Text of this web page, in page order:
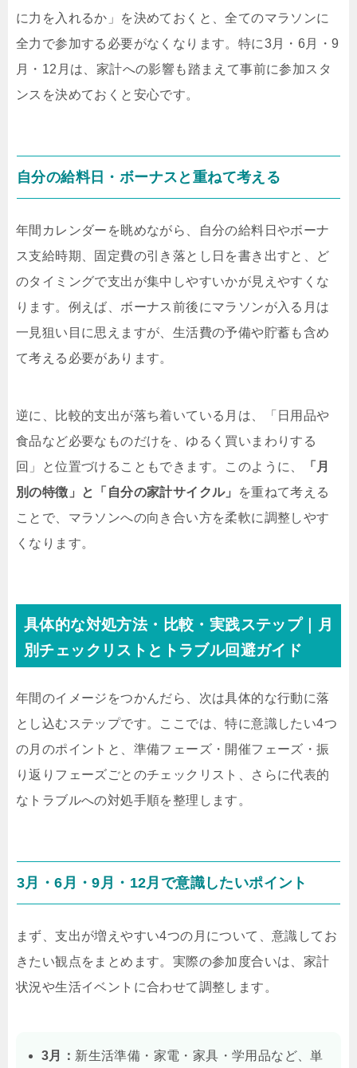
に力を入れるか」を決めておくと、全てのマラソンに
全力で参加する必要がなくなります。特に3月・6月・9
月・12月は、家計への影響も踏まえて事前に参加スタ
ンスを決めておくと安心です。
自分の給料日・ボーナスと重ねて考える
年間カレンダーを眺めながら、自分の給料日やボーナ
ス支給時期、固定費の引き落とし日を書き出すと、ど
のタイミングで支出が集中しやすいかが見えやすくな
ります。例えば、ボーナス前後にマラソンが入る月は
一見狙い目に思えますが、生活費の予備や貯蓄も含め
て考える必要があります。
逆に、比較的支出が落ち着いている月は、「日用品や
食品など必要なものだけを、ゆるく買いまわりする
回」と位置づけることもできます。このように、
「月
別の特徴」と「自分の家計サイクル」
を重ねて考える
ことで、マラソンへの向き合い方を柔軟に調整しやす
くなります。
具体的な対処方法・比較・実践ステップ｜月
別チェックリストとトラブル回避ガイド
年間のイメージをつかんだら、次は具体的な行動に落
とし込むステップです。ここでは、特に意識したい4つ
の月のポイントと、準備フェーズ・開催フェーズ・振
り返りフェーズごとのチェックリスト、さらに代表的
なトラブルへの対処手順を整理します。
3月・6月・9月・12月で意識したいポイント
まず、支出が増えやすい4つの月について、意識してお
きたい観点をまとめます。実際の参加度合いは、家計
状況や生活イベントに合わせて調整します。
3月： 新生活準備・家電・家具・学用品など、単